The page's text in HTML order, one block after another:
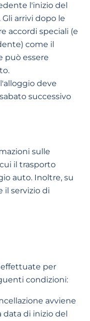
l'inizio del
Gli arrivi dopo le
accordi speciali (e
come il
può essere
deve
successivo
sulle
il trasporto
auto. Inoltre, su
il servizio di
effettuate per
condizioni:
avviene
data di inizio del